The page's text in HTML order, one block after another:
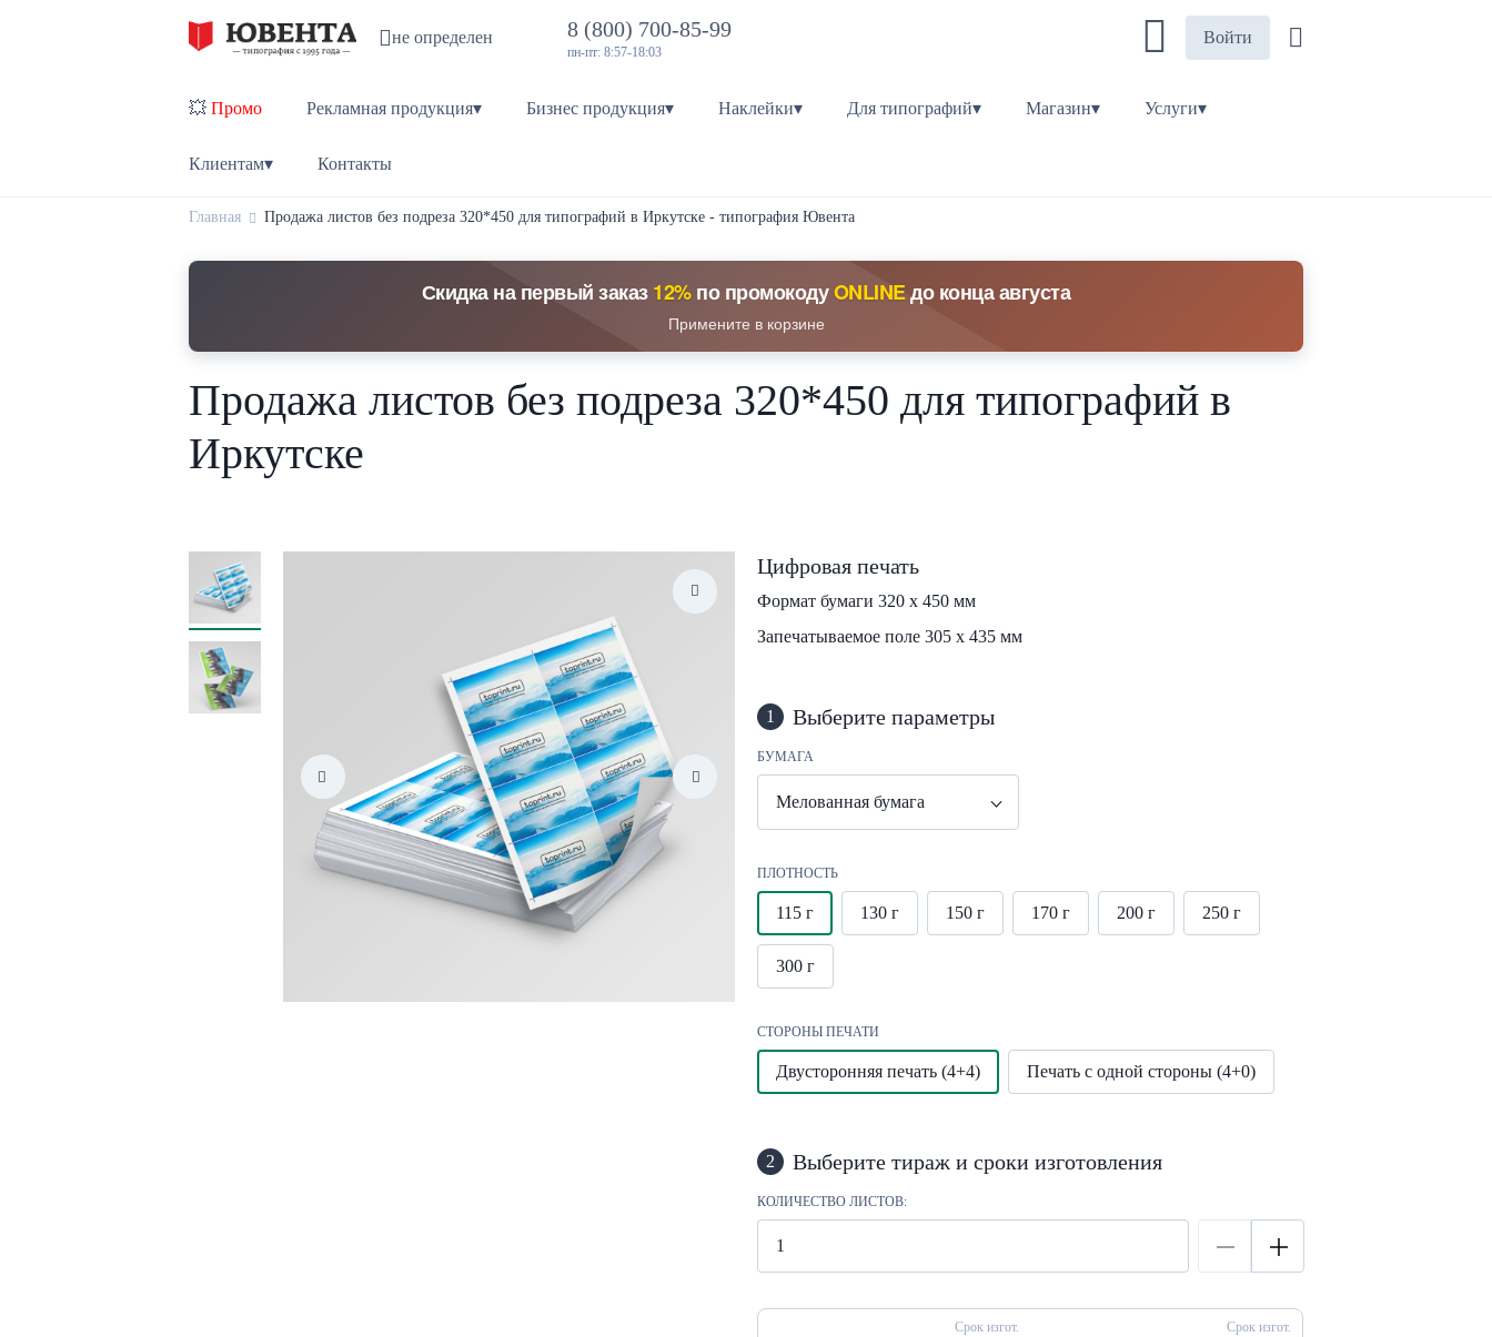
не определен 8 (800) 700-85-99
пн-пт: 8:57-18:03
Войти
💥 Промо Рекламная продукция▾ Бизнес продукция▾ Наклейки▾ Для типографий▾ Магазин▾ Услуги▾
Клиентам▾ Контакты
Главная Продажа листов без подреза 320*450 для типографий в Иркутске - типография Ювента
Скидка на первый заказ12%по промокодуONLINEдо конца августа
Примените в корзине
Продажа листов без подреза 320*450 для типографий в
Иркутске
Цифровая печать
Формат бумаги 320 х 450 мм
Запечатываемое поле 305 х 435 мм
1 Выберите параметры
БУМАГА
Мелованная бумага
ПЛОТНОСТЬ
115 г 130 г 150 г 170 г 200 г 250 г
300 г
СТОРОНЫ ПЕЧАТИ
Двусторонняя печать (4+4) Печать с одной стороны (4+0)
2 Выберите тираж и сроки изготовления
КОЛИЧЕСТВО ЛИСТОВ:
Срок изгот. Срок изгот.